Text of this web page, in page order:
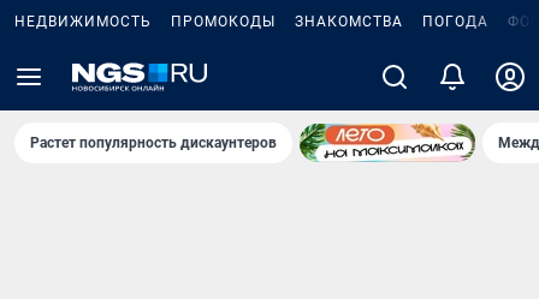
НЕДВИЖИМОСТЬ ПРОМОКОДЫ ЗНАКОМСТВА ПОГОДА
Растет популярность дискаунтеров